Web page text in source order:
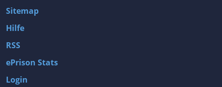
Sitemap
Hilfe
RSS
ePrison Stats
Login